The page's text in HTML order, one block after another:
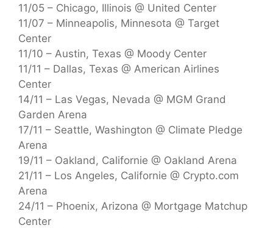
11/05 – Chicago, Illinois @ United Center
11/07 – Minneapolis, Minnesota @ Target
Center
11/10 – Austin, Texas @ Moody Center
11/11 – Dallas, Texas @ American Airlines
Center
14/11 – Las Vegas, Nevada @ MGM Grand
Garden Arena
17/11 – Seattle, Washington @ Climate Pledge
Arena
19/11 – Oakland, Californie @ Oakland Arena
21/11 – Los Angeles, Californie @ Crypto.com
Arena
24/11 – Phoenix, Arizona @ Mortgage Matchup
Center